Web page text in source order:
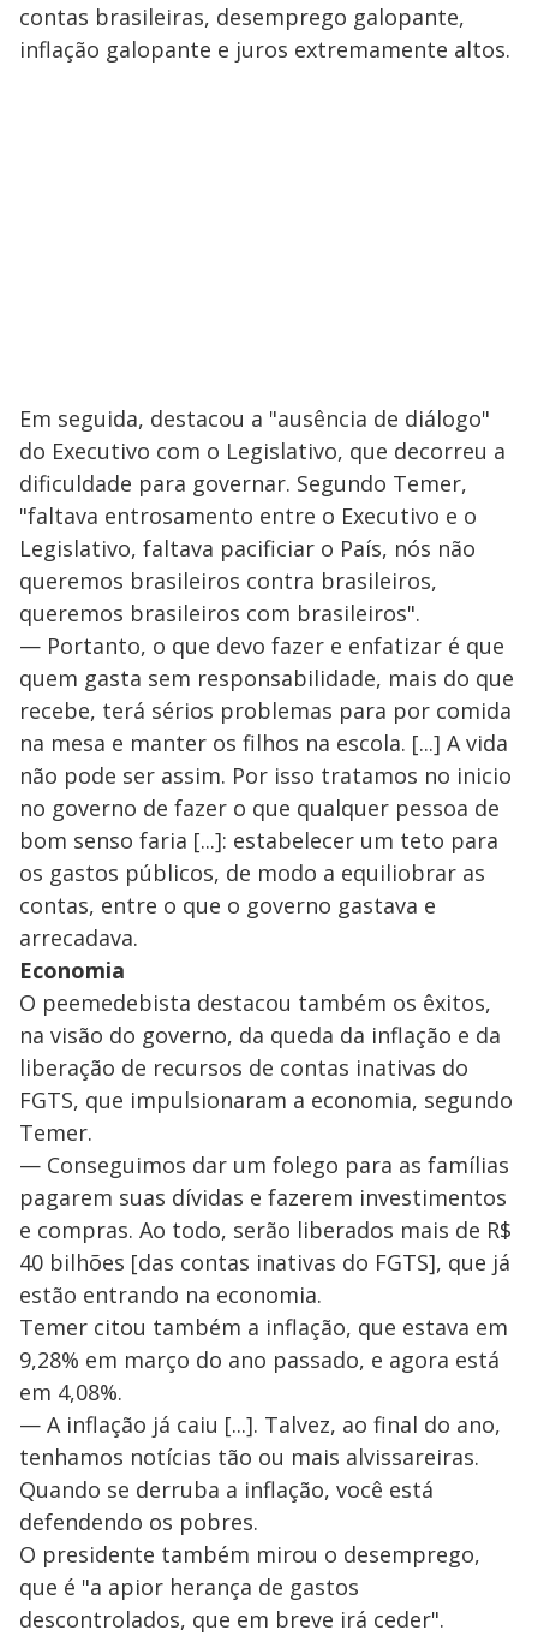
contas brasileiras, desemprego galopante,
inflação galopante e juros extremamente altos.
Em seguida, destacou a "ausência de diálogo"
do Executivo com o Legislativo, que decorreu a
dificuldade para governar. Segundo Temer,
"faltava entrosamento entre o Executivo e o
Legislativo, faltava pacificiar o País, nós não
queremos brasileiros contra brasileiros,
queremos brasileiros com brasileiros".
— Portanto, o que devo fazer e enfatizar é que
quem gasta sem responsabilidade, mais do que
recebe, terá sérios problemas para por comida
na mesa e manter os filhos na escola. [...] A vida
não pode ser assim. Por isso tratamos no inicio
no governo de fazer o que qualquer pessoa de
bom senso faria [...]: estabelecer um teto para
os gastos públicos, de modo a equiliobrar as
contas, entre o que o governo gastava e
arrecadava.
Economia
O peemedebista destacou também os êxitos,
na visão do governo, da queda da inflação e da
liberação de recursos de contas inativas do
FGTS, que impulsionaram a economia, segundo
Temer.
— Conseguimos dar um folego para as famílias
pagarem suas dívidas e fazerem investimentos
e compras. Ao todo, serão liberados mais de R$
40 bilhões [das contas inativas do FGTS], que já
estão entrando na economia.
Temer citou também a inflação, que estava em
9,28% em março do ano passado, e agora está
em 4,08%.
— A inflação já caiu [...]. Talvez, ao final do ano,
tenhamos notícias tão ou mais alvissareiras.
Quando se derruba a inflação, você está
defendendo os pobres.
O presidente também mirou o desemprego,
que é "a apior herança de gastos
descontrolados, que em breve irá ceder".